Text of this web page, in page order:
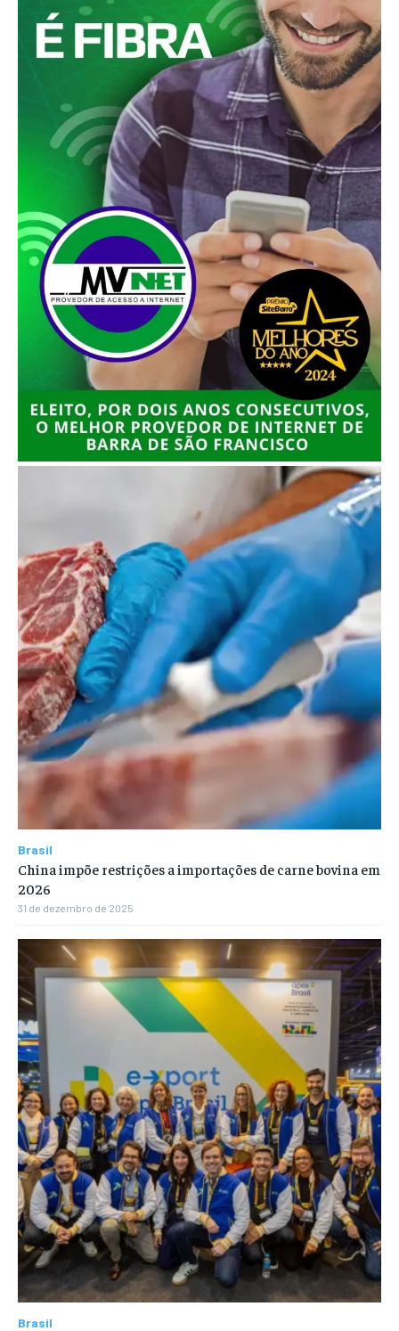
Brasil
China impõe restrições a importações de carne bovina em
2026
31 de dezembro de 2025
Brasil